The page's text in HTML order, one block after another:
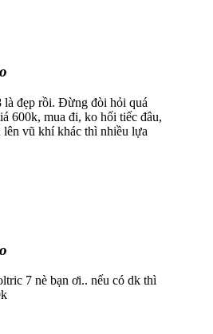
là đẹp rồi. Đừng đòi hỏi quá
600k, mua đi, ko hối tiếc đâu,
lên vũ khí khác thì nhiều lựa
7 nè bạn ơi.. nếu có dk thì